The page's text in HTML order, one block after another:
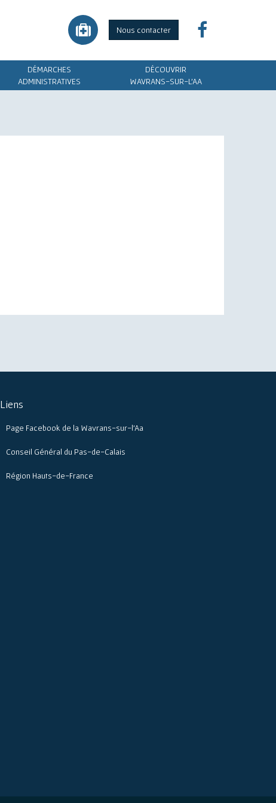
Nous contacter
DÉMARCHES
ADMINISTRATIVES
DÉCOUVRIR
WAVRANS-SUR-L'AA
Liens
Page Facebook de la Wavrans-sur-l’Aa
Conseil Général du Pas-de-Calais
Région Hauts-de-France